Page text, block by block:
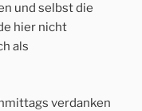
und selbst die
hier nicht
als
verdanken